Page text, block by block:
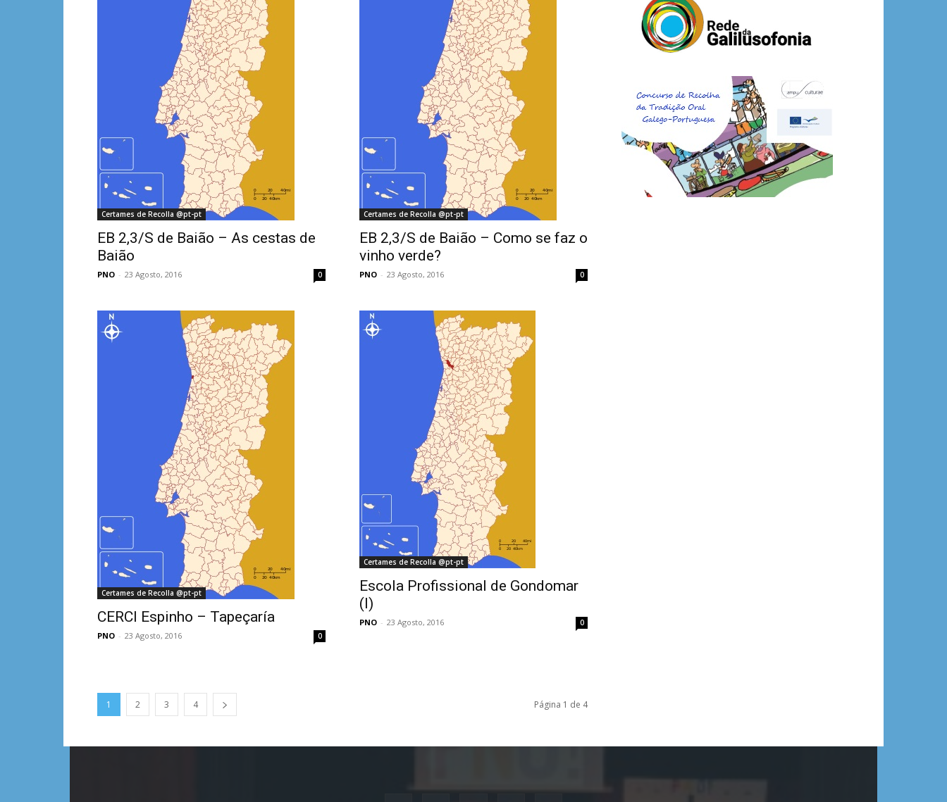
Certames de Recolla @pt-pt
EB 2,3/S de Baião – As cestas de
Baião
PNO - 23 Agosto, 2016 0
Certames de Recolla @pt-pt
EB 2,3/S de Baião – Como se faz o
vinho verde?
PNO - 23 Agosto, 2016 0
Certames de Recolla @pt-pt
CERCI Espinho – Tapeçaría
PNO - 23 Agosto, 2016 0
Certames de Recolla @pt-pt
Escola Profissional de Gondomar
(I)
PNO - 23 Agosto, 2016 0
1 2 3 4 Página 1 de 4